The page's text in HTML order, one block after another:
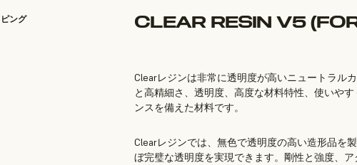
CLEAR RESIN V5
ング
Clearレジンは非常に透明度が高いニュートラル
と高精細さ、透明度、高度な材料特性、使いや
ンスを備えた材料です。
Clearレジンでは、無色で透明度の高い造形品を
ぼ完璧な透明度を実現できます。剛性と強度、